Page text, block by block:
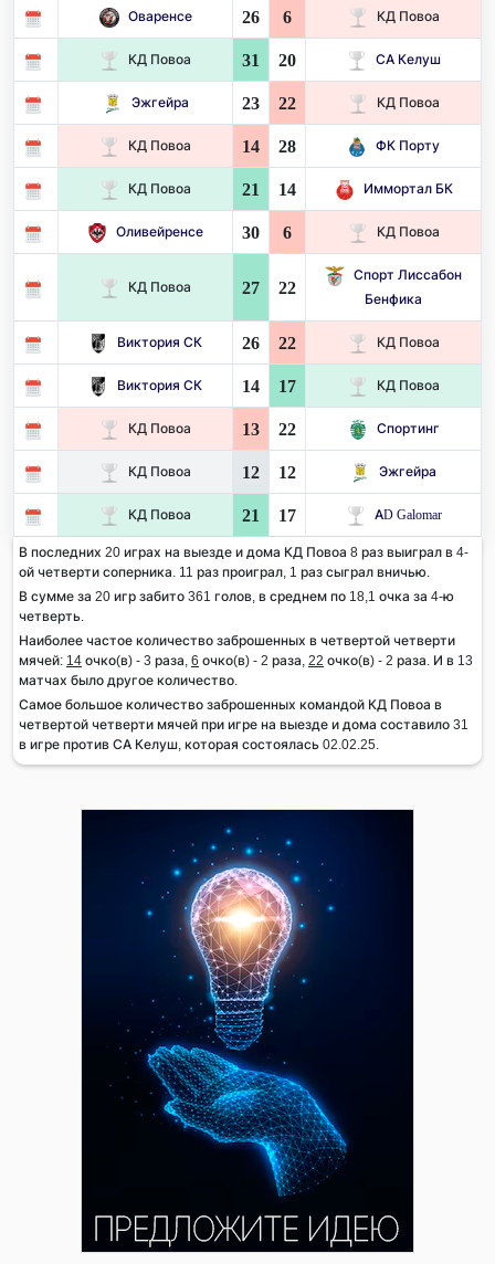
Оваренсе 26 6 КД Повоа
КД Повоа 31 20 СА Келуш
Эжгейра 23 22 КД Повоа
КД Повоа 14 28 ФК Порту
КД Повоа 21 14 Иммортал БК
Оливейренсе 30 6 КД Повоа
КД Повоа 27 22
Спорт Лиссабон
Бенфика
Виктория СК 26 22 КД Повоа
Виктория СК 14 17 КД Повоа
КД Повоа 13 22 Спортинг
КД Повоа 12 12 Эжгейра
КД Повоа 21 17 AD Galomar
В последних 20 играх на выезде и дома КД Повоа 8 раз выиграл в 4-
ой четверти соперника. 11 раз проиграл, 1 раз сыграл вничью.
В сумме за 20 игр забито 361 голов, в среднем по 18,1 очка за 4-ю
четверть.
Наиболее частое количество заброшенных в четвертой четверти
мячей: 14 очко(в) - 3 раза, 6 очко(в) - 2 раза, 22 очко(в) - 2 раза. И в 13
матчах было другое количество.
Самое большое количество заброшенных командой КД Повоа в
четвертой четверти мячей при игре на выезде и дома составило 31
в игре против СА Келуш, которая состоялась 02.02.25.